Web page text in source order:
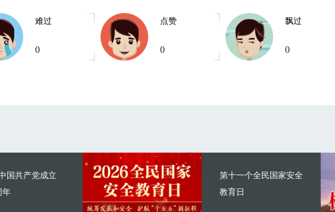
难过
0
点赞
0
飘过
0
国共产党成立
年
第十一个全民国家安全
教育日